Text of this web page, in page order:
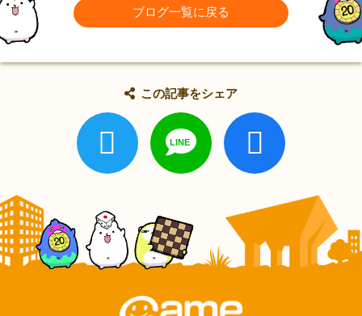
ブログ一覧に戻る
この記事をシェア